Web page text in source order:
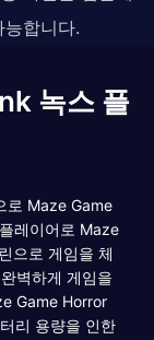
합니다.
녹스 플
로 Maze Game
레이어로 Maze
으로 게임을 체
벽하게 게임을
Game Horror
리 용량을 인한